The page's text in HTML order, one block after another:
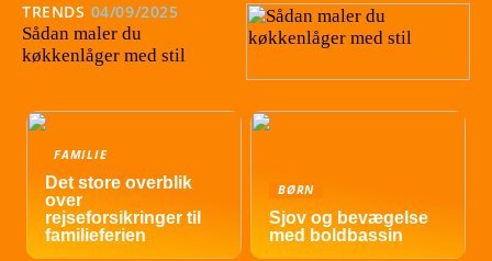
TRENDS 04/09/2025
Sådan maler du
køkkenlåger med stil
FAMILIE
Det store overblik
over
rejseforsikringer til
familieferien
BØRN
Sjov og bevægelse
med boldbassin